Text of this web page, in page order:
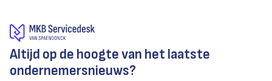
Altijd op de hoogte van het laatste
ondernemersnieuws?